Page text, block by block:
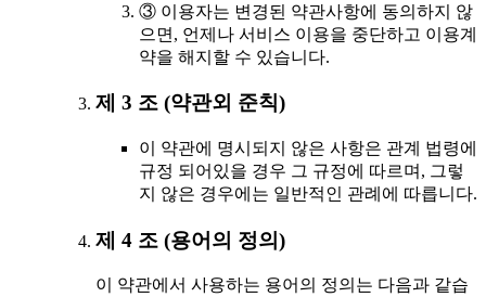
③ 이용자는 변경된 약관사항에 동의하지 않
으면, 언제나 서비스 이용을 중단하고 이용계
약을 해지할 수 있습니다.
제 3 조 (약관외 준칙)
이 약관에 명시되지 않은 사항은 관계 법령에
규정 되어있을 경우 그 규정에 따르며, 그렇
지 않은 경우에는 일반적인 관례에 따릅니다.
제 4 조 (용어의 정의)
이 약관에서 사용하는 용어의 정의는 다음과 같습